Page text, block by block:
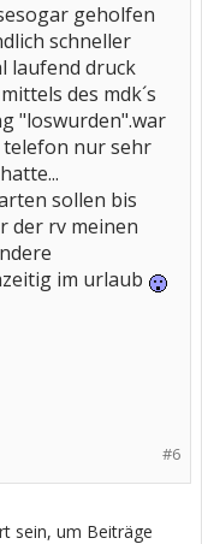
geholfen
schneller
laufend druck
des mdk´s
"loswurden".war
telefon nur sehr
sollen bis
der rv meinen
im urlaub
#6
sein, um Beiträge